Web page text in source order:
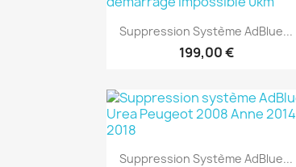
Aperçu rapide
Suppression Système AdBlue...
199,00 €
Aperçu rapide
Suppression Système AdBlue...